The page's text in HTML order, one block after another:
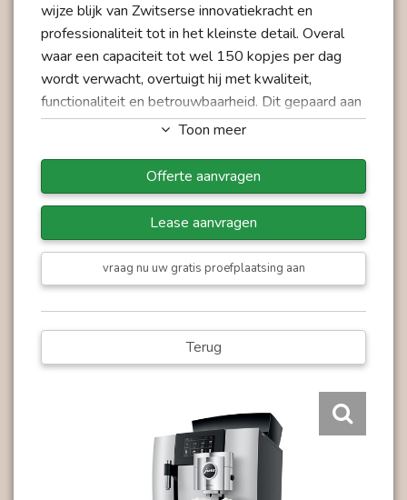
wijze blijk van Zwitserse innovatiekracht en
professionaliteit tot in het kleinste detail. Overal
waar een capaciteit tot wel 150 kopjes per dag
wordt verwacht, overtuigt hij met kwaliteit,
functionaliteit en betrouwbaarheid. Dit gepaard aan
een topprestatie in alle opzichten resulteert in een
de eisen van grote kantoren, ontbijt-, cursus- en
vergaderruimten en zelfbedieningszones.
Modernste technologieën voor volmaakt
genot
De GIGA X3c heeft het in zich: de krachtige
keramische schijfmolen levert betrouwbaar
jarenlang een precieze, constant gelijkmatige
maalgraad. Daarvoor zorgt een topinnovatie: A.G.A.
(Automatic Grinder Adjustment) – de elektronisch
bestuurde, automatische afstelling. Het pulserend
extractieproces (P.E.P.®) optimaliseert de
extractietijd voor korte specialiteiten. De GIGA X3c
beschikt over een uitgekiend geconstrueerde, in
hoogte verstelbare combi-uitloop, waardoor met
Toon meer
Offerte aanvragen
Lease aanvragen
vraag nu uw gratis proefplaatsing aan
Terug